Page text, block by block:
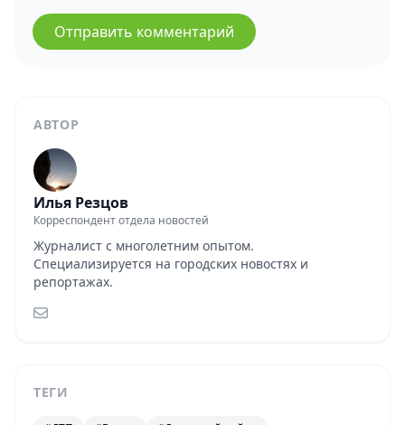
АВТОР
Илья Резцов
Корреспондент отдела новостей
Журналист с многолетним опытом.
Специализируется на городских новостях и
репортажах.
ТЕГИ
Отправить комментарий